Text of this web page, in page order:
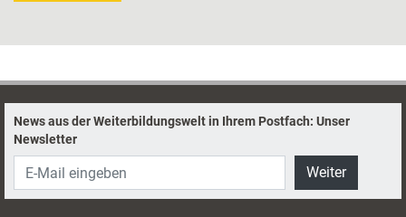
News aus der Weiterbildungswelt in Ihrem Postfach: Unser
Newsletter
Weiter